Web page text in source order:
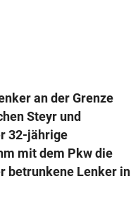
an der Grenze
Steyr und
32-jährige
mit dem Pkw die
betrunkene Lenker in